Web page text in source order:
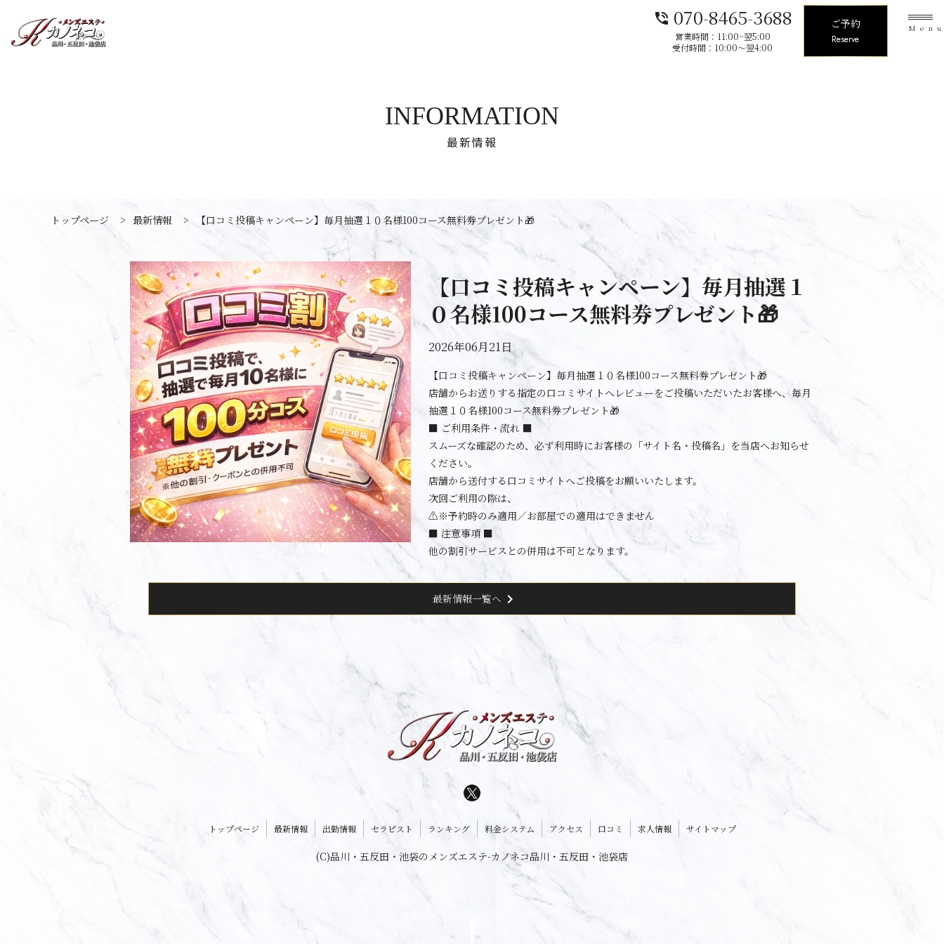
phone_in_talk 070-8465-3688
営業時間：11:00~翌5:00
受付時間：10:00〜翌4:00
ご予約
Reserve
最新情報
INFORMATION
トップページ > 最新情報 > 【口コミ投稿キャンペーン】毎月抽選１０名様100コース無料券プレゼント🎁
【口コミ投稿キャンペーン】毎月抽選１
０名様100コース無料券プレゼント🎁
2026年06月21日
【口コミ投稿キャンペーン】毎月抽選１０名様100コース無料券プレゼント🎁
店舗からお送りする指定の口コミサイトへレビューをご投稿いただいたお客様へ、毎月
抽選１０名様100コース無料券プレゼント🎁
■ ご利用条件・流れ ■
スムーズな確認のため、必ず利用時にお客様の「サイト名・投稿名」を当店へお知らせ
ください。
店舗から送付する口コミサイトへご投稿をお願いいたします。
次回ご利用の際は、
⚠️※予約時のみ適用／お部屋での適用はできません
■ 注意事項 ■
他の割引サービスとの併用は不可となります。
最新情報一覧へ chevron_right
トップページ 最新情報 出勤情報 セラピスト ランキング 料金システム アクセス 口コミ 求人情報 サイトマップ
(C)品川・五反田・池袋のメンズエステ-カノネコ品川・五反田・池袋店